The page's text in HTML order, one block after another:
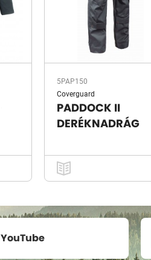
5PAP150
Coverguard
PADDOCK II
DERÉKNADRÁG
YouTube